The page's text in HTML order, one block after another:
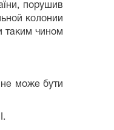
порушив
колонии
таким чином
не може бути